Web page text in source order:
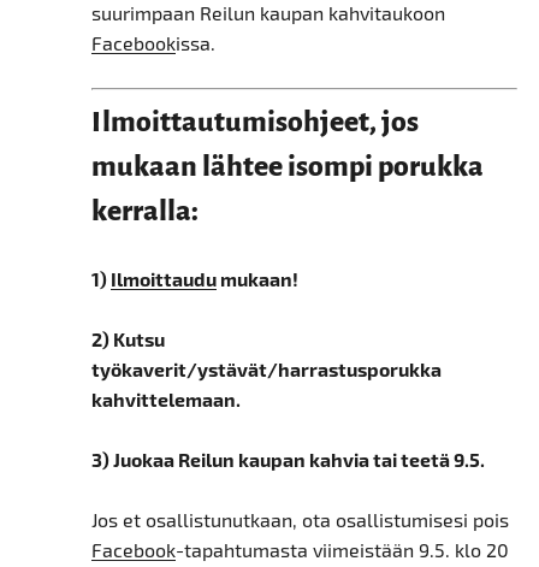
suurimpaan Reilun kaupan kahvitaukoon
Facebookissa.
Ilmoittautumisohjeet, jos
mukaan lähtee isompi porukka
kerralla:
1) Ilmoittaudumukaan!
2) Kutsu
työkaverit/ystävät/harrastusporukka
kahvittelemaan.
3) Juokaa Reilun kaupan kahvia tai teetä 9.5.
Jos et osallistunutkaan, ota osallistumisesi pois
Facebook-tapahtumasta viimeistään 9.5. klo 20